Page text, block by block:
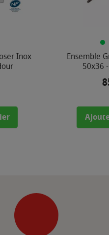
Inox
Ensemble
50x36